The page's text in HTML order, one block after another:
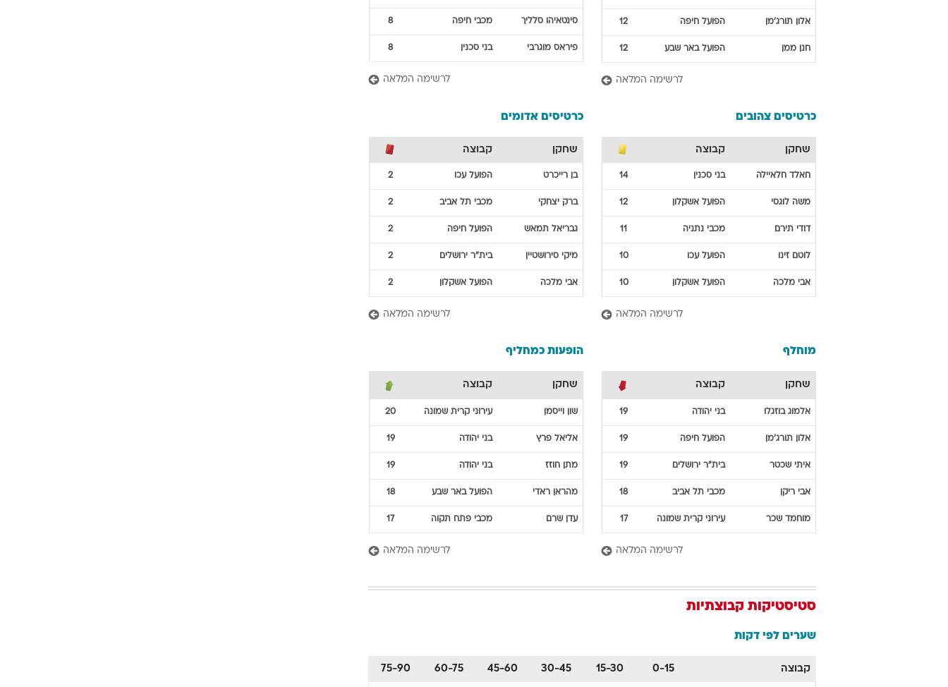
אלון תורג'מן הפועל חיפה 12
חנן ממן הפועל באר שבע 12
לרשימה המלאה
סינטאיהו סלליך מכבי חיפה 8
פיראס מוגרבי בני סכנין 8
לרשימה המלאה
כרטיסים צהובים
שחקן קבוצה
חאלד חלאיילה בני סכנין 14
משה לוגסי הפועל אשקלון 12
דודי תירם מכבי נתניה 11
לוטם זינו הפועל עכו 10
אבי מלכה הפועל אשקלון 10
לרשימה המלאה
כרטיסים אדומים
שחקן קבוצה
בן רייכרט הפועל עכו 2
ברק יצחקי מכבי תל אביב 2
גבריאל תמאש הפועל חיפה 2
מיקי סירושטיין בית"ר ירושלים 2
אבי מלכה הפועל אשקלון 2
לרשימה המלאה
מוחלף
שחקן קבוצה
אלמוג בוזגלו בני יהודה 19
אלון תורג'מן הפועל חיפה 19
איתי שכטר בית"ר ירושלים 19
אבי ריקן מכבי תל אביב 18
מוחמד שכר עירוני קרית שמונה 17
לרשימה המלאה
הופעות כמחליף
שחקן קבוצה
שון וייסמן עירוני קרית שמונה 20
אליאל פרץ בני יהודה 19
מתן חוזז בני יהודה 19
מהראן ראדי הפועל באר שבע 18
עדן שרם מכבי פתח תקוה 17
לרשימה המלאה
סטיסטיקות קבוצתיות
שערים לפי דקות
קבוצה 0-15
15-30
30-45
45-60
60-75
75-90